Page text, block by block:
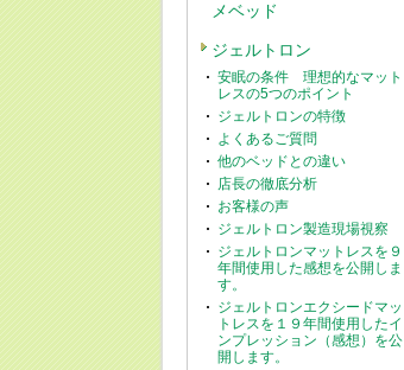
メベッド
ジェルトロン
安眠の条件 理想的なマット
レスの5つのポイント
ジェルトロンの特徴
よくあるご質問
他のベッドとの違い
店長の徹底分析
お客様の声
ジェルトロン製造現場視察
ジェルトロンマットレスを９
年間使用した感想を公開しま
す。
ジェルトロンエクシードマッ
トレスを１９年間使用したイ
ンプレッション（感想）を公
開します。